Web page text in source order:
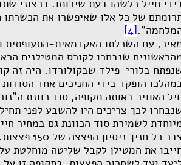
חייל כלשהו בעת שירותו. ברצוני
של כל אלו שאיפשרו את הכשרתו
[4]
עם השכלתו האקדמאית-התעופתית
בלורי-פילד שבקולורדו. היה זה
הופקד בידי החניכים אחד
האוויר באותה תקופה, סוד כוונת
לכך צריכים היו להשבע לפני
לשמירת סוד הכוונת גם במחיר
צבר כל חניך
את המטילן לקבל שליטה מוחלטת